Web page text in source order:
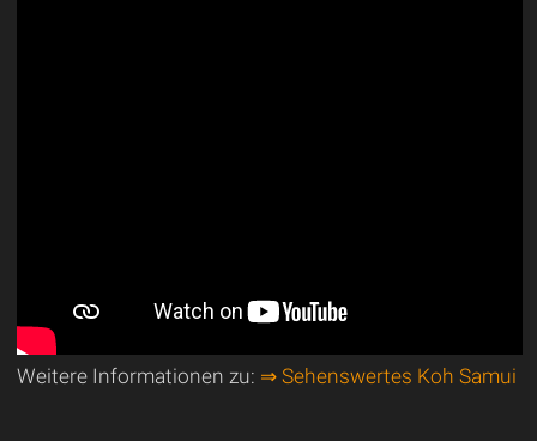
Weitere Informationen zu: ⇒ Sehenswertes Koh Samui